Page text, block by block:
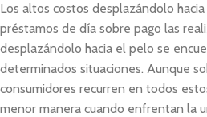
Los altos costos desplazándolo
préstamos de día sobre pago las
desplazándolo hacia el pelo se
determinados situaciones. Aunque
consumidores recurren en todos
menor manera cuando enfrentan la